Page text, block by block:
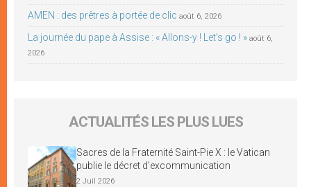
AMEN : des prêtres à portée de clic août 6, 2026
La journée du pape à Assise : « Allons-y ! Let’s go ! » août 6,
2026
ACTUALITÉS LES PLUS LUES
Sacres de la Fraternité Saint-Pie X : le Vatican
publie le décret d’excommunication
2 Juil 2026